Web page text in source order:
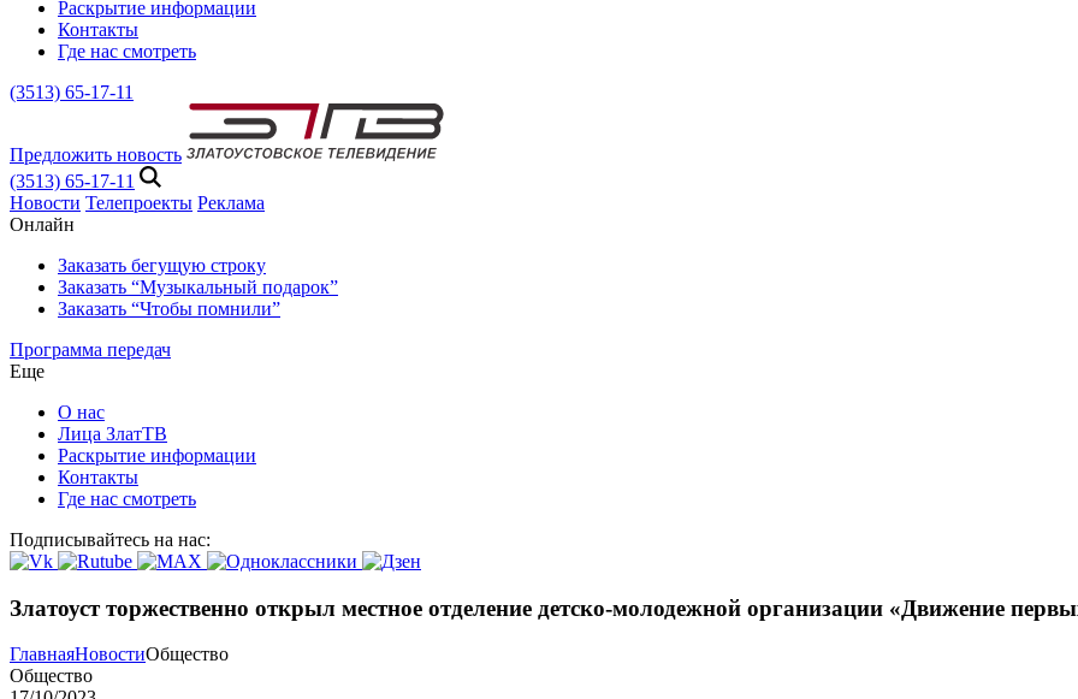
Раскрытие информации
Контакты
Где нас смотреть
(3513) 65-17-11
Предложить новость
(3513) 65-17-11
Новости Телепроекты Реклама
Онлайн
Заказать бегущую строку
Заказать “Музыкальный подарок”
Заказать “Чтобы помнили”
Программа передач
Еще
О нас
Лица ЗлатТВ
Раскрытие информации
Контакты
Где нас смотреть
Подписывайтесь на нас:
Златоуст торжественно открыл местное отделение детско-молодежной организации «Движение
ГлавнаяНовостиОбщество
Общество